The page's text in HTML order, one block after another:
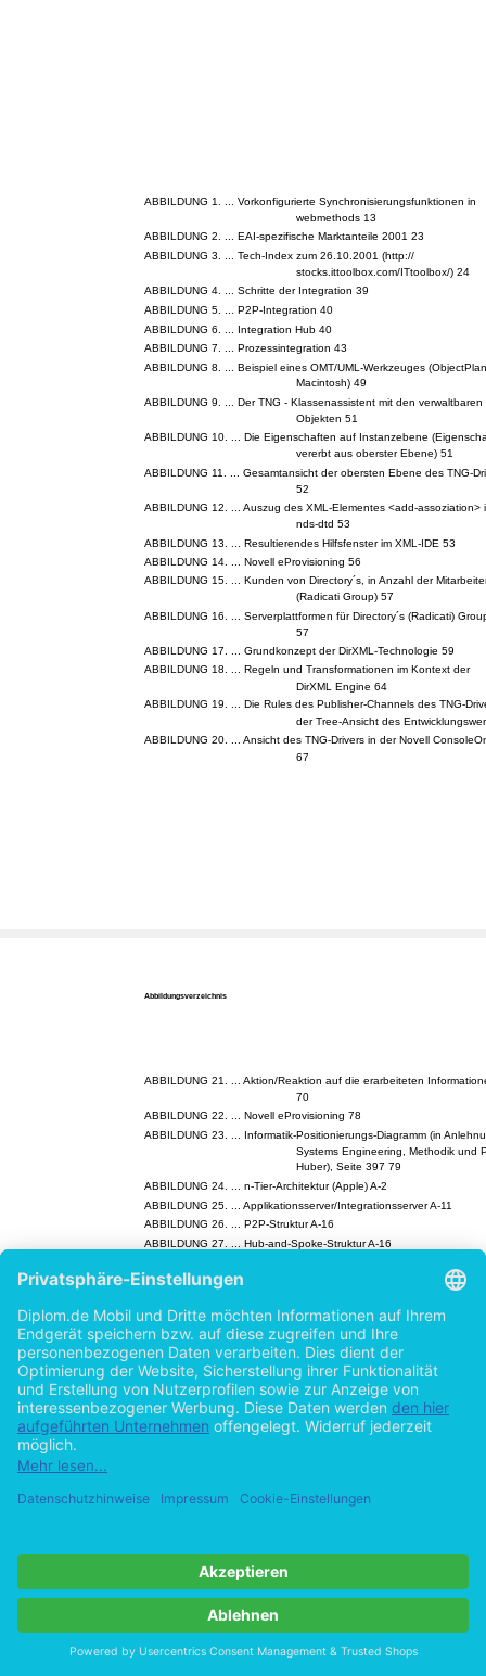
ABBILDUNG 1. ... Vorkonfigurierte Synchronisierungsfunktionen in
webmethods 13
ABBILDUNG 2. ... EAI-spezifische Marktanteile 2001 23
ABBILDUNG 3. ... Tech-Index zum 26.10.2001 (http://
stocks.ittoolbox.com/ITtoolbox/) 24
ABBILDUNG 4. ... Schritte der Integration 39
ABBILDUNG 5. ... P2P-Integration 40
ABBILDUNG 6. ... Integration Hub 40
ABBILDUNG 7. ... Prozessintegration 43
ABBILDUNG 8. ... Beispiel eines OMT/UML-Werkzeuges
Macintosh) 49
ABBILDUNG 9. ... Der TNG - Klassenassistent mit den verwaltbaren
Objekten 51
ABBILDUNG 10. ... Die Eigenschaften auf Instanzebene
vererbt aus oberster Ebene) 51
ABBILDUNG 11. ... Gesamtansicht der obersten Ebene des TNG-
52
ABBILDUNG 12. ... Auszug des XML-Elementes <add-assoziation>
nds-dtd 53
ABBILDUNG 13. ... Resultierendes Hilfsfenster im XML-IDE 53
ABBILDUNG 14. ... Novell eProvisioning 56
ABBILDUNG 15. ... Kunden von Directory´s, in Anzahl der
(Radicati Group) 57
ABBILDUNG 16. ... Serverplattformen für Directory´s (Radicati)
57
ABBILDUNG 17. ... Grundkonzept der DirXML-Technologie 59
ABBILDUNG 18. ... Regeln und Transformationen im Kontext der
DirXML Engine 64
ABBILDUNG 19. ... Die Rules des Publisher-Channels des TNG-
der Tree-Ansicht des
ABBILDUNG 20. ... Ansicht des TNG-Drivers in der Novell
67
Abbildungsverzeichnis
ABBILDUNG 21. ... Aktion/Reaktion auf die erarbeiteten
70
ABBILDUNG 22. ... Novell eProvisioning 78
ABBILDUNG 23. ... Informatik-Positionierungs-Diagramm (in
Systems Engineering, Methodik und
Huber), Seite 397 79
ABBILDUNG 24. ... n-Tier-Architektur (Apple) A-2
ABBILDUNG 25. ... Applikationsserver/Integrationsserver A-11
ABBILDUNG 26. ... P2P-Struktur A-16
ABBILDUNG 27. ... Hub-and-Spoke-Struktur A-16
ABBILDUNG 29. ... Multihub/Snowflake-Struktur A-16
bemühungen A-23
ABBILDUNG 31. ... Überbetonung des technischen Aspektes A-30
ABBILDUNG 32. ... Auswirkungen von Reorganisationsmaßnahmen